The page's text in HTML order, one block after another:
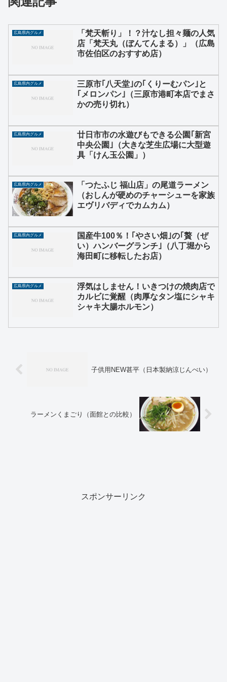
広島県内グルメ
「梵天斬り」！？汁なし担々麺の人気
店「梵天丸（ぼんてんまる）」（広島
市佐伯区のおすすめ店）
広島県内グルメ
三原市｢八天堂｣の｢くりーむパン｣と
｢メロンパン｣（三原市港町本店でまさ
かの売り切れ）
広島県内グルメ
廿日市市の水遊びもできる公園｢新宮
中央公園｣（大きな芝生広場に大型遊
具「けん玉公園」）
広島県内グルメ
「つたふじ 福山店」の尾道ラーメン
（おしんが硬めのチャーシューを家族
エヴリバディでカムカム）
広島県内グルメ
国産牛100％！｢やさい畑｣の｢贅（ぜ
い）ハンバーグランチ｣（八丁堀から
海田町に移転したお店）
広島県内グルメ
浮気はしません！いきつけの焼肉店で
カルビに覚醒（肉厚なタン塩にシャキ
シャキ大腸ホルモン）
子供用NEW甚平（日本製納涼じんべい）
ラーメンくまごり（面館との比較）
スポンサーリンク